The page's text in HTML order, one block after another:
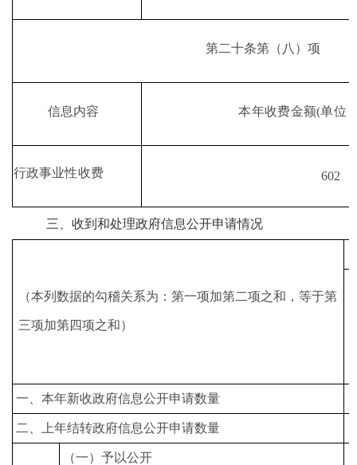
第二十条第 （ 八 ）项
信息内容 本年收费金额(单位
行政事业性收费 602
三、收到和处理政府信息公开申请情况
（本列数据的勾稽关系为：第一项加第二项之和，等于第
三项加第四项之和）
一、本年新收政府信息公开申请数量
二、上年结转政府信息公开申请数量
（一）予以公开